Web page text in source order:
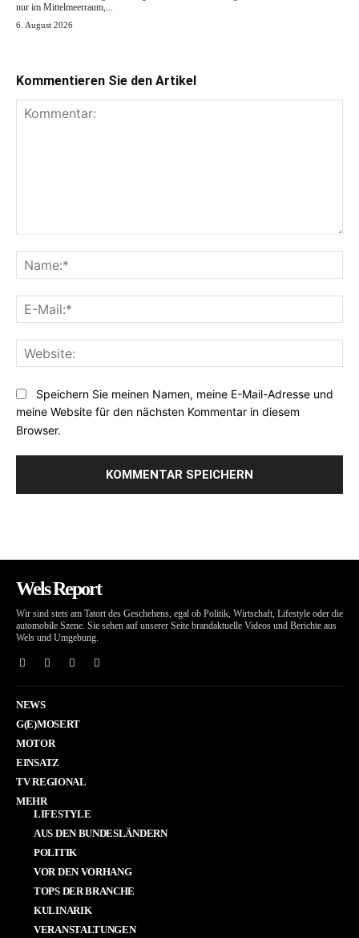
nur im Mittelmeerraum,...
6. August 2026
Kommentieren Sie den Artikel
Speichern Sie meinen Namen, meine E-Mail-Adresse und
meine Website für den nächsten Kommentar in diesem
Browser.
Wels Report
Wir sind stets am Tatort des Geschehens, egal ob Politik, Wirtschaft, Lifestyle oder die
automobile Szene. Sie sehen auf unserer Seite brandaktuelle Videos und Berichte aus
Wels und Umgebung.
NEWS
G(E)MOSERT
MOTOR
EINSATZ
TV REGIONAL
MEHR
LIFESTYLE
AUS DEN BUNDESLÄNDERN
POLITIK
VOR DEN VORHANG
TOPS DER BRANCHE
KULINARIK
VERANSTALTUNGEN